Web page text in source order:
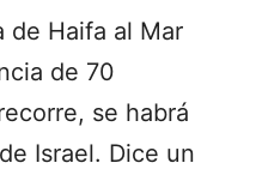
de Haifa al Mar
de 70
se habrá
Israel. Dice un